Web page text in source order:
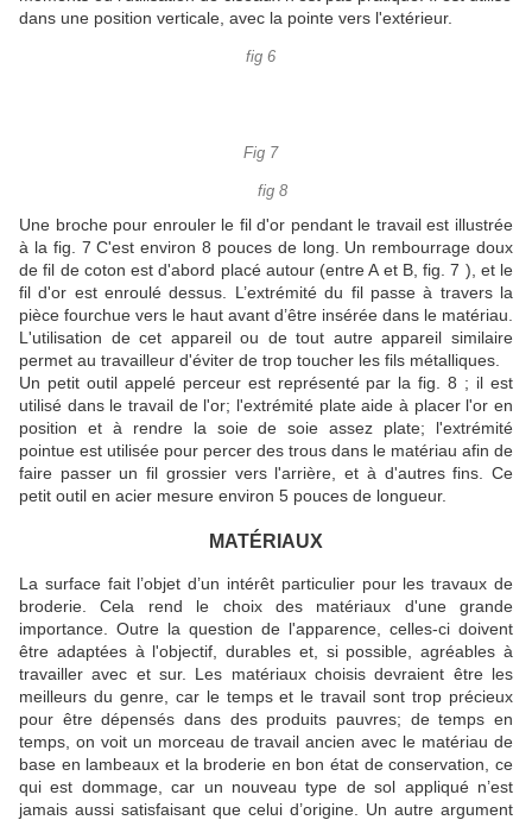
dans une position verticale, avec la pointe vers l'extérieur.
fig 6
Fig 7
fig 8
Une broche pour enrouler le fil d'or pendant le travail est illustrée
à la fig.
7 C'est environ 8 pouces de long.
Un rembourrage doux
de fil de coton est d'abord placé autour (entre A et B, fig. 7 ), et le
fil d'or est enroulé dessus.
L’extrémité du fil passe à travers la
pièce fourchue vers le haut avant d’être insérée dans le matériau.
L'utilisation de cet appareil ou de tout autre appareil similaire
permet au travailleur d'éviter de trop toucher les fils métalliques.
Un petit outil appelé perceur est représenté par la fig.
8 ; il est
utilisé dans le travail de l'or; l'extrémité plate aide à placer l'or en
position et à rendre la soie de soie assez plate;
l'extrémité
pointue est utilisée pour percer des trous dans le matériau afin de
faire passer un fil grossier vers l'arrière, et à d'autres fins.
Ce
petit outil en acier mesure environ 5 pouces de longueur.
MATÉRIAUX
La surface fait l’objet d’un intérêt particulier pour les travaux de
broderie.
Cela rend le choix des matériaux d'une grande
importance.
Outre la question de l'apparence, celles-ci doivent
être adaptées à l'objectif, durables et, si possible, agréables à
travailler avec et sur.
Les matériaux choisis devraient être les
meilleurs du genre, car le temps et le travail sont trop précieux
pour être dépensés dans des produits pauvres; de temps en
temps, on voit un morceau de travail ancien avec le matériau de
base en lambeaux et la broderie en bon état de conservation, ce
qui est dommage, car un nouveau type de sol appliqué n’est
jamais aussi satisfaisant que celui d’origine.
Un autre argument